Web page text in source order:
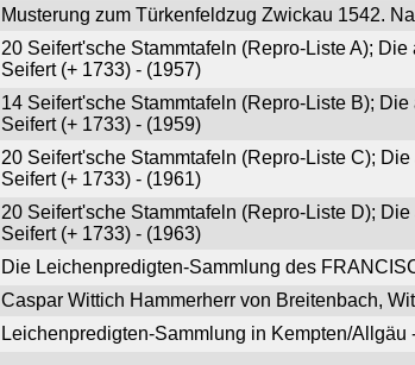
Musterung zum Türkenfeldzug Zwickau 1542.
20 Seifert'sche Stammtafeln (Repro-Liste A);
Seifert (+ 1733) - (1957)
14 Seifert'sche Stammtafeln (Repro-Liste B);
Seifert (+ 1733) - (1959)
20 Seifert'sche Stammtafeln (Repro-Liste C);
Seifert (+ 1733) - (1961)
20 Seifert'sche Stammtafeln (Repro-Liste D);
Seifert (+ 1733) - (1963)
Die Leichenpredigten-Sammlung des
Caspar Wittich Hammerherr von Breitenbach,
Leichenpredigten-Sammlung in Kempten/Allgäu